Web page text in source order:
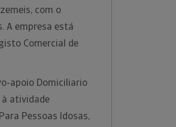
com o
A empresa está
Comercial de
apoio Domiciliario
à atividade
Pessoas Idosas,